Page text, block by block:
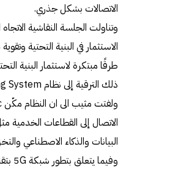
الاتصالات بشكل جذري.
الاستثمار في البنية التحتية
ذلك الترقية إلى نظام Huawei Convergent Billing System.
البيانات والذكاء الاصطناعي